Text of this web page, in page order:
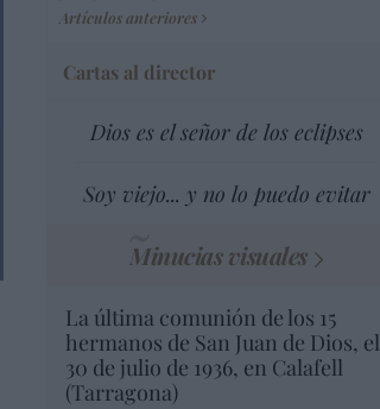
Artículos anteriores
Cartas al director
Dios es el señor de los eclipses
Soy viejo... y no lo puedo evitar
Minucias visuales
La última comunión de los 15
hermanos de San Juan de Dios, el
30 de julio de 1936, en Calafell
(Tarragona)